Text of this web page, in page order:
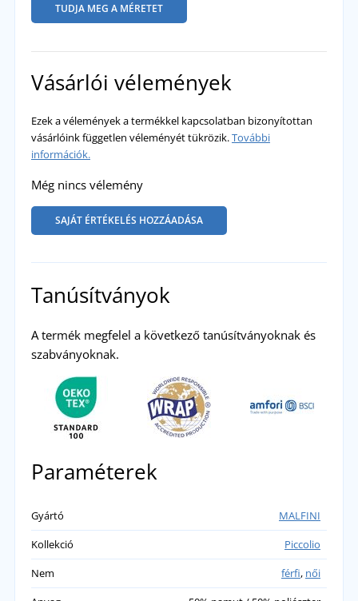
TUDJA MEG A MÉRETET
Vásárlói vélemények
Ezek a vélemények a termékkel kapcsolatban bizonyítottan
vásárlóink független véleményét tükrözik.További
információk.
Még nincs vélemény
SAJÁT ÉRTÉKELÉS HOZZÁADÁSA
Tanúsítványok
A termék megfelel a következő tanúsítványoknak és
szabványoknak.
Paraméterek
Gyártó
MALFINI
Kollekció
Piccolio
Nem
férfi, női